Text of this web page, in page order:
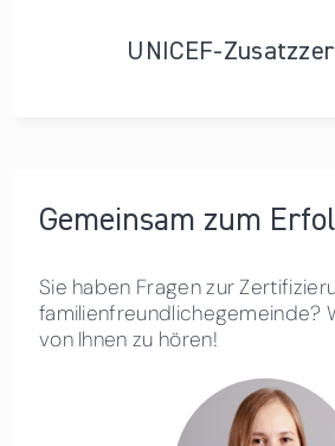
UNICEF-
Gemeinsam zum
Sie haben Fragen zur
familienfreundlichegemeinde?
von Ihnen zu hören!